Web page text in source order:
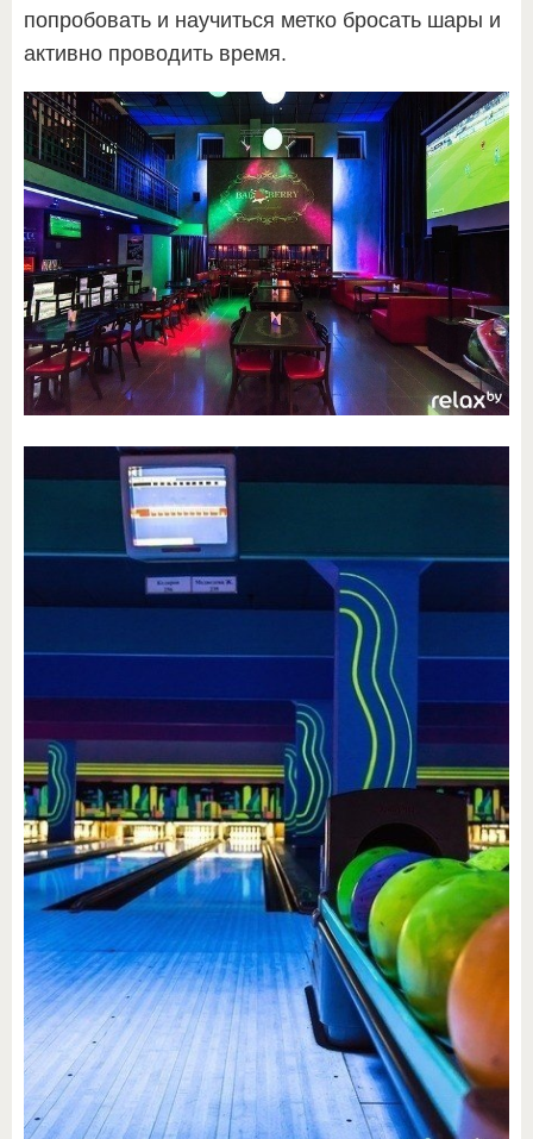
попробовать и научиться метко бросать шары и
активно проводить время.